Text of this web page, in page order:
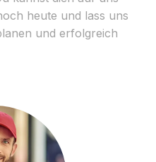
heute und lass uns
und erfolgreich